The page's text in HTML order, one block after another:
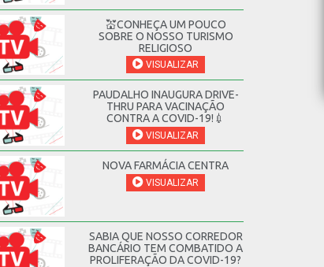
💒CONHEÇA UM POUCO
SOBRE O NOSSO TURISMO
RELIGIOSO
VISUALIZAR
PAUDALHO INAUGURA DRIVE-
THRU PARA VACINAÇÃO
CONTRA A COVID-19!💉
VISUALIZAR
NOVA FARMÁCIA CENTRA
VISUALIZAR
SABIA QUE NOSSO CORREDOR
BANCÁRIO TEM COMBATIDO A
PROLIFERAÇÃO DA COVID-19?